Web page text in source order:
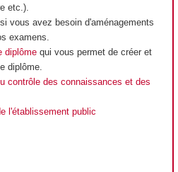
etc.).
si vous avez besoin d'aménagements
examens.
diplômequi vous permet de créer et
diplôme.
contrôle des connaissances et des
l'établissement public